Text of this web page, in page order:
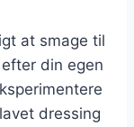
at smage til
din egen
dressing